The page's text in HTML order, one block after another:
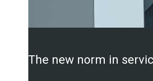
The new norm in